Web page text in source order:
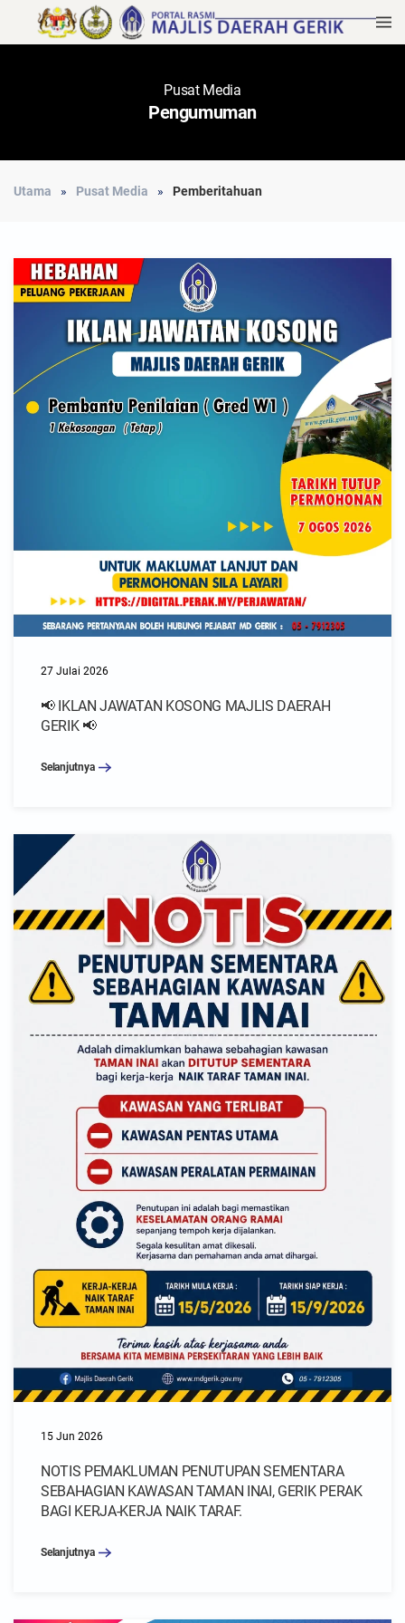
Pusat Media
Pengumuman
Utama Pusat Media Pemberitahuan
27 Julai 2026
📢 IKLAN JAWATAN KOSONG MAJLIS DAERAH
GERIK 📢
Selanjutnya
15 Jun 2026
NOTIS PEMAKLUMAN PENUTUPAN SEMENTARA
SEBAHAGIAN KAWASAN TAMAN INAI, GERIK PERAK
BAGI KERJA-KERJA NAIK TARAF.
Selanjutnya